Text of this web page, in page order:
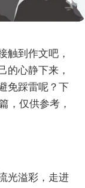
触到作文吧，
的心静下来，
免踩雷呢？下
，仅供参考，
光溢彩，走进